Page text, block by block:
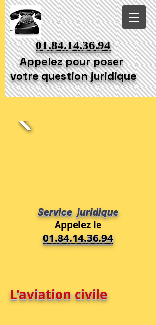
01.84.14.36.94
Appelez pour poser
votre question juridique
Service juridique
Appelez le
01.84.14.36.94
L'aviation civile